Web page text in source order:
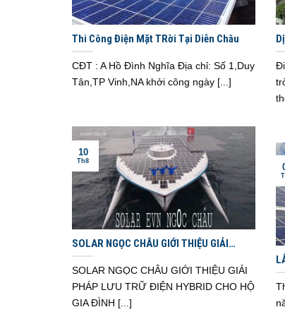
Thi Công Điện Mặt TRời Tại Diễn Châu
CĐT : A Hồ Đình Nghĩa Địa chỉ: Số 1,Duy
Tân,TP Vinh,NA khởi công ngày [...]
SOLAR NGỌC CHÂU GIỚI THIỆU GIẢI
PHÁP LƯU TRỮ ĐIỆN HYBRID CHO HỘ GIA
ĐÌNH THÀNH PHỐ HỒ CHÍ MINH – ĐỒNG
NAI – BÌNH DƯƠNG
SOLAR NGỌC CHÂU GIỚI THIỆU GIẢI
PHÁP LƯU TRỮ ĐIỆN HYBRID CHO HỘ
GIA ĐÌNH [...]
10
Th8